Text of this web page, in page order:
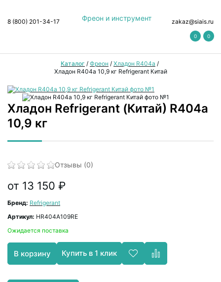
Фреон и инструмент
8 (800) 201-34-17 zakaz@siais.ru
0 0
Каталог / Фреон / Хладон R404a /
Хладон R404a 10,9 кг Refrigerant Китай
Хладон Refrigerant (Китай) R404a
10,9 кг
Отзывы (0)
от 13 150 ₽
Бренд: Refrigerant
Артикул: HR404A109RE
Ожидается поставка
В корзину Купить в 1 клик